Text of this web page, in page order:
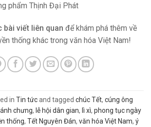
phẩm Thịnh Đại Phát
bài viết liên quan để khám phá thêm về
thống khác trong văn hóa Việt Nam!
in Tin tứcand tagged chúc Tết, cúng ông
chưng, lễ hội dân gian, lì xì, phong tục ngày
thống, Tết Nguyên Đán, văn hóa Việt Nam, ý